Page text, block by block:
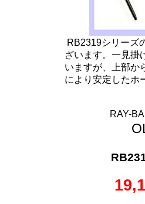
RB2319シリーズ
ざいます。一見掛
いますが、上部か
により安定したホ
RAY-